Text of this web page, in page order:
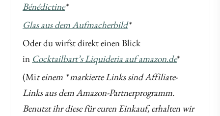
Bénédictine*
Glas aus dem Aufmacherbild*
Oder du wirfst direkt einen Blick
in Cocktailbart’s Liquideria auf amazon.de*
(Mit einem * markierte Links sind Affiliate-
Links aus dem Amazon-Partnerprogramm.
Benutzt ihr diese für euren Einkauf, erhalten wir